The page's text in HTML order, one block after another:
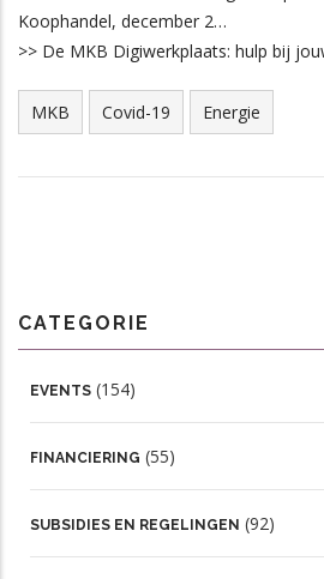
Koophandel, december 2…
>> De MKB Digiwerkplaats: hulp bij
MKB Covid-19 Energie
CATEGORIE
EVENTS (154)
FINANCIERING (55)
SUBSIDIES EN REGELINGEN (92)